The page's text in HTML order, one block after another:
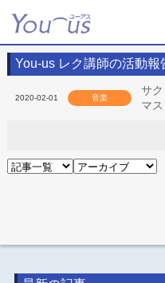
You-us レク講師の活動報
2020-02-01 音楽
サ
マ